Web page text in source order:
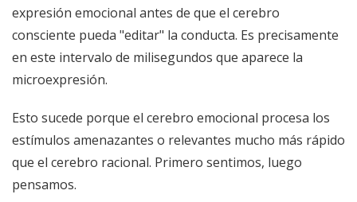
expresión emocional antes de que el cerebro
consciente pueda "editar" la conducta. Es precisamente
en este intervalo de milisegundos que aparece la
microexpresión.
Esto sucede porque el cerebro emocional procesa los
estímulos amenazantes o relevantes mucho más rápido
que el cerebro racional. Primero sentimos, luego
pensamos.